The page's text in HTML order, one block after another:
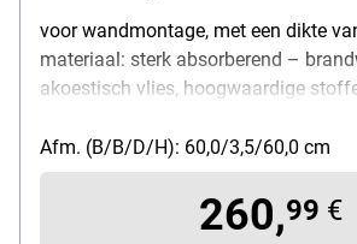
voor wandmontage, met een dikte
materiaal: sterk absorberend –
akoestisch vlies, hoogwaardige
Afm. (B/B/D/H): 60,0/3,5/60,0 cm
260,99 €